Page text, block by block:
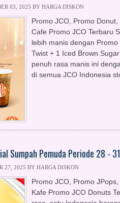
03, 2025 BY HARGA DISKON
Promo JCO, Promo
Cafe Promo JCO Terbaru
lebih manis dengan
Twist + 1 Iced Brown
penuh rasa manis ini
di semua JCO Indonesia
Sumpah Pemuda Periode 28 -
27, 2025 BY HARGA DISKON
Promo JCO, Promo
Kafe Promo JCO Donuts